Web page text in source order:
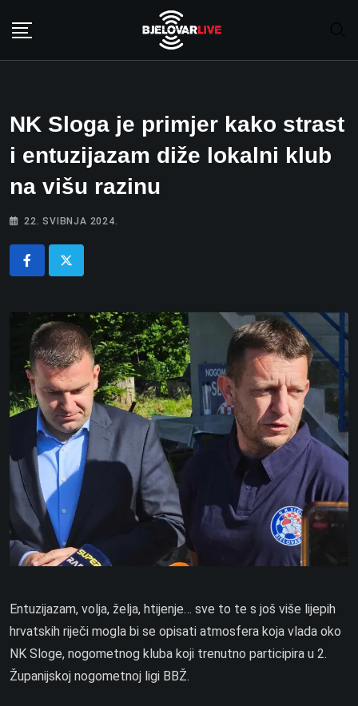
NK Sloga je primjer kako strast
i entuzijazam diže lokalni klub
na višu razinu
22. SVIBNJA 2024.
Entuzijazam, volja, želja, htijenje… sve to te s još više lijepih
hrvatskih riječi mogla bi se opisati atmosfera koja vlada oko
NK Sloge, nogometnog kluba koji trenutno participira u 2.
Županijskoj nogometnoj ligi BBŽ.